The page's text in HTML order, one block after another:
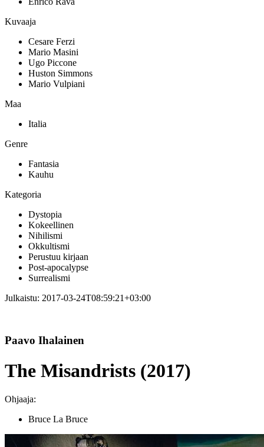
Kuvaaja
Cesare Ferzi
Mario Masini
Ugo Piccone
Huston Simmons
Mario Vulpiani
Maa
Italia
Genre
Fantasia
Kauhu
Kategoria
Dystopia
Kokeellinen
Nihilismi
Okkultismi
Perustuu kirjaan
Post-apocalypse
Surrealismi
Julkaistu: 2017-03-24T08:59:21+03:00
Paavo Ihalainen
The Misandrists (2017)
Ohjaaja:
Bruce La Bruce